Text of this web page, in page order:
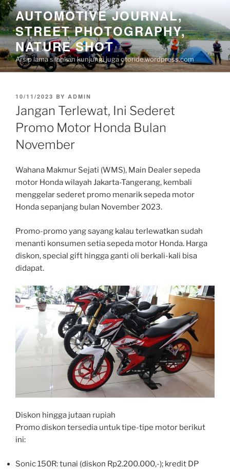
Skip
to
content
AUTOMOTIVE JOURNAL,
STREET PHOTOGRAPHY,
NATURE SHOT
Arsip lama silahkan kunjungi juga otoride.wordpress.com
POSTED
ON
10/11/2023 BY ADMIN
Jangan Terlewat, Ini Sederet
Promo Motor Honda Bulan
November
Wahana Makmur Sejati (WMS), Main Dealer sepeda
motor Honda wilayah Jakarta-Tangerang, kembali
menggelar sederet promo menarik sepeda motor
Honda sepanjang bulan November 2023.
Promo-promo yang sayang kalau terlewatkan sudah
menanti konsumen setia sepeda motor Honda. Harga
diskon, special gift hingga ganti oli berkali-kali bisa
didapat.
Diskon hingga jutaan rupiah
Promo diskon tersedia untuk tipe-tipe motor berikut
ini:
Sonic 150R: tunai (diskon Rp2.200.000,-); kredit DP